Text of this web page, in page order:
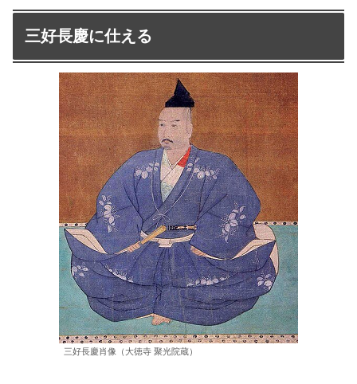
三好長慶に仕える
三好長慶肖像（大徳寺 聚光院蔵）